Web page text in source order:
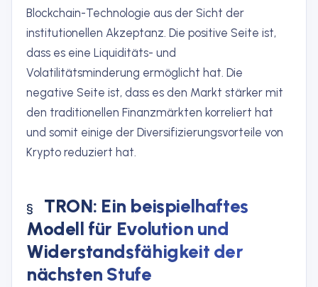
Blockchain-Technologie aus der Sicht der
institutionellen Akzeptanz. Die positive Seite ist,
dass es eine Liquiditäts- und
Volatilitätsminderung ermöglicht hat. Die
negative Seite ist, dass es den Markt stärker mit
den traditionellen Finanzmärkten korreliert hat
und somit einige der Diversifizierungsvorteile von
Krypto reduziert hat.
TRON: Ein beispielhaftes
Modell für Evolution und
Widerstandsfähigkeit der
nächsten Stufe